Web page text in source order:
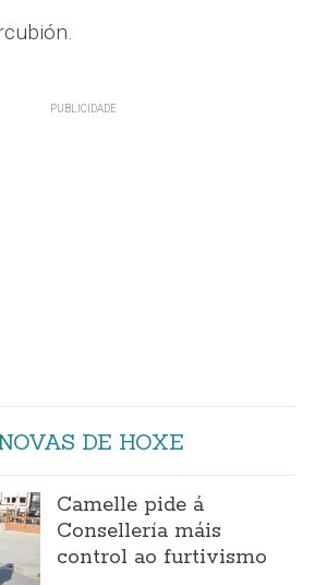
DE HOXE
Camelle pide á
Consellería máis
control ao furtivismo